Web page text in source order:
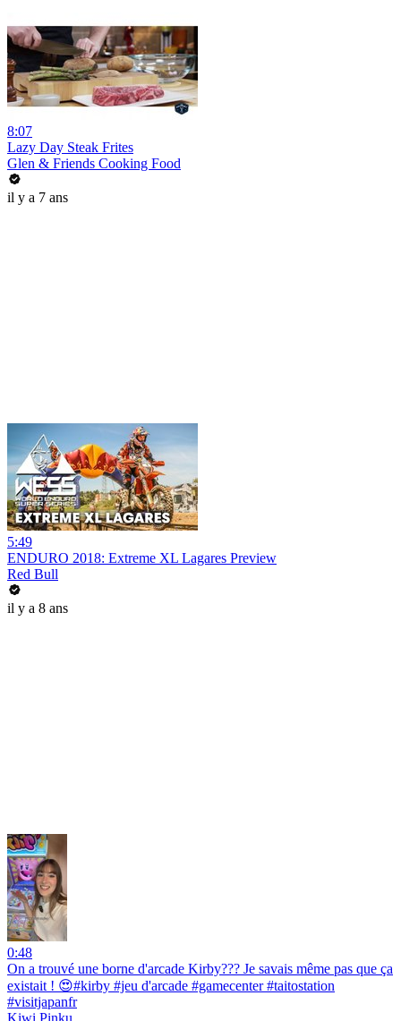
8:07
Lazy Day Steak Frites
Glen & Friends Cooking Food
il y a 7 ans
5:49
ENDURO 2018: Extreme XL Lagares Preview
Red Bull
il y a 8 ans
0:48
On a trouvé une borne d'arcade Kirby??? Je savais même pas que ça
existait ! 😍#kirby #jeu d'arcade #gamecenter #taitostation
#visitjapanfr